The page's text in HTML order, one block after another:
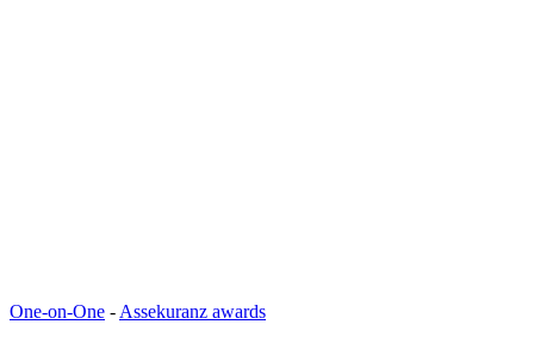
One-on-One - Assekuranz awards